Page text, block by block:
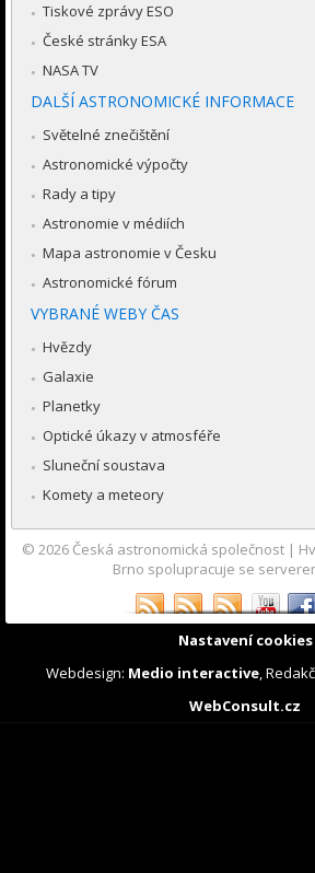
Tiskové zprávy ESO
České stránky ESA
NASA TV
DALŠÍ ASTRONOMICKÉ INFORMACE
Světelné znečištění
Astronomické výpočty
Rady a tipy
Astronomie v médiích
Mapa astronomie v Česku
Astronomické fórum
VYBRANÉ WEBY ČAS
Hvězdy
Galaxie
Planetky
Optické úkazy v atmosféře
Sluneční soustava
Komety a meteory
© 2026 Česká astronomická společnost |
Brno spolupracuje se
Nastavení cookies
Webdesign: Medio interactive,
WebConsult.cz